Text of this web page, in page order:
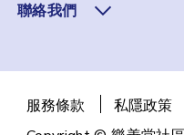
聯絡我們
服務條款
私隱政策